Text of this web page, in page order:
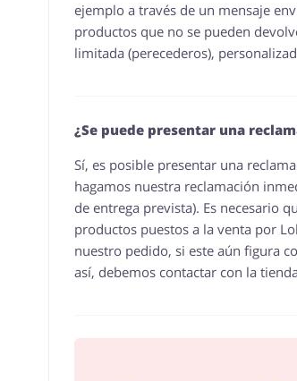
ejemplo a través de un mensaje
productos que no se pueden
limitada (perecederos),
¿Se puede presentar una
Sí, es posible presentar una
hagamos nuestra reclamación
de entrega prevista). Es necesario
productos puestos a la venta por
nuestro pedido, si este aún figura
así, debemos contactar con la